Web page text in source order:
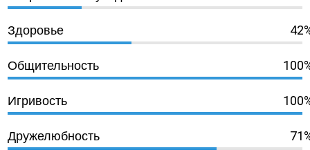
Здоровье
Общительность
Игривость
Дружелюбность